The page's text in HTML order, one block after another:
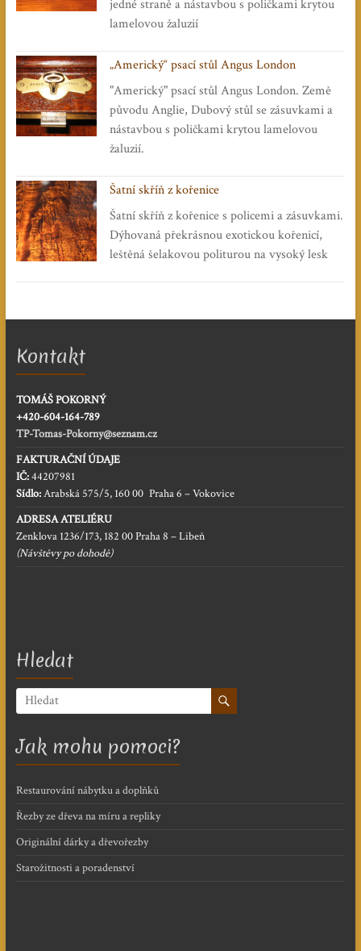
jedné straně a nástavbou s poličkami krytou
lamelovou žaluzií
„Americký“ psací stůl Angus London
"Americký" psací stůl Angus London. Země
původu Anglie, Dubový stůl se zásuvkami a
nástavbou s poličkami krytou lamelovou
žaluzií.
Šatní skříň z kořenice
Šatní skříň z kořenice s policemi a zásuvkami.
Dýhovaná překrásnou exotickou kořenicí,
leštěná šelakovou politurou na vysoký lesk
Kontakt
TOMÁŠ POKORNÝ
+420-604-164-789
TP-Tomas-Pokorny@seznam.cz
FAKTURAČNÍ ÚDAJE
IČ:44207981
Sídlo:Arabská 575/5, 160 00 Praha 6 – Vokovice
ADRESA ATELIÉRU
Zenklova 1236/173, 182 00 Praha 8 – Libeň
(Návštěvy po dohodě)
Hledat
Jak mohu pomoci?
Restaurování nábytku a doplňků
Řezby ze dřeva na míru a repliky
Originální dárky a dřevořezby
Starožitnosti a poradenství